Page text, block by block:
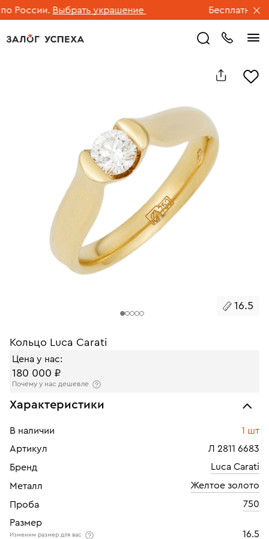
Выбрать украшение Бесплатная
16.5
Кольцо Luca Carati
Цена у нас:
180 000 ₽
Почему у нас дешевле
Характеристики
В наличии
1 шт
Артикул
Л 2811 6683
Бренд
Luca Carati
Металл
Желтое золото
Проба
750
Размер
Изменим размер для вас
16.5